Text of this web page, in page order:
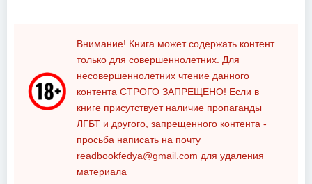
Внимание! Книга может содержать контент
только для совершеннолетних. Для
несовершеннолетних чтение данного
контента СТРОГО ЗАПРЕЩЕНО! Если в
книге присутствует наличие пропаганды
ЛГБТ и другого, запрещенного контента -
просьба написать на почту
readbookfedya@gmail.com для удаления
материала